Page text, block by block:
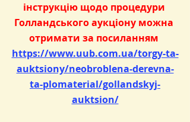
інструкцію щодо процедури
Голландського аукціону можна
отримати за посиланням
https://www.uub.com.ua/torgy-ta-
auktsiony/neobroblena-derevna-
ta-plomaterial/gollandskyj-
auktsion/